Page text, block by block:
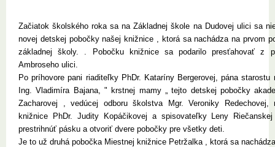
Začiatok školského roka sa na Základnej škole na Dudovej ulici sa
novej detskej pobočky našej knižnice , ktorá sa nachádza na prvom
základnej školy. . Pobočku knižnice sa podarilo presťahovať z
Ambroseho ulici.
Po príhovore pani riaditeľky PhDr. Kataríny Bergerovej, pána
Ing. Vladimíra Bajana, " krstnej mamy „ tejto detskej pobočky
Zacharovej , vedúcej odboru školstva Mgr. Veroniky Redechovej,
knižnice PhDr. Judity Kopáčikovej a spisovateľky Leny
prestrihnúť pásku a otvoriť dvere pobočky pre všetky deti.
Je to už druhá pobočka Miestnej knižnice Petržalka , ktorá sa